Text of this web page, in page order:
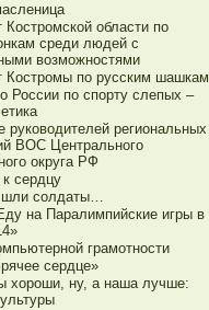
Костромской области по
среди людей с
возможностями
Костромы по русским шашкам
России по спорту слепых –
руководителей региональных
ВОС Центрального
округа РФ
сердцу
солдаты…
на Паралимпийские игры в
грамотности
сердце»
хороши, ну, а наша лучше: